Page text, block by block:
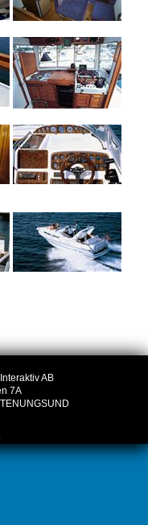
AB
7A